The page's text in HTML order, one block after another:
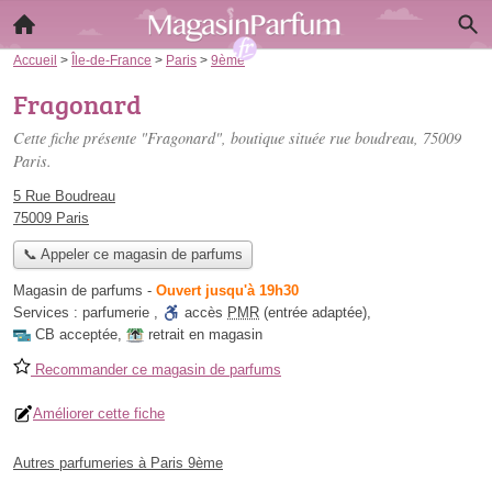
Accueil > Île-de-France > Paris > 9ème
Fragonard
Cette fiche présente "Fragonard", boutique située rue boudreau, 75009
Paris.
5 Rue Boudreau
75009 Paris
📞 Appeler ce magasin de parfums
Magasin de parfums - Ouvert jusqu'à 19h30
Services : parfumerie , accès PMR (entrée adaptée),
CB acceptée, retrait en magasin
Recommander ce magasin de parfums
Améliorer cette fiche
Autres parfumeries à Paris 9ème